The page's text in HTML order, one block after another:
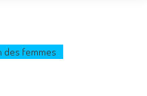
des femmes